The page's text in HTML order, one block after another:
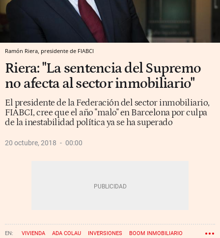
Ramón Riera, presidente de FIABCI
Riera: "La sentencia del Supremo
no afecta al sector inmobiliario"
El presidente de la Federación del sector inmobiliario,
FIABCI, cree que el año "malo" en Barcelona por culpa
de la inestabilidad política ya se ha superado
20 octubre, 2018 00:00
VIVIENDA ADA COLAU INVERSIONES BOOM INMOBILIARIO